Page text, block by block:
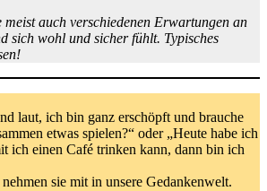
auch verschiedenen Erwartungen an
sich wohl und sicher fühlt. Typisches
laut, ich bin ganz erschöpft und brauche
etwas spielen?“ oder „Heute habe ich
ich einen Café trinken kann, dann bin ich
sie mit in unsere Gedankenwelt.